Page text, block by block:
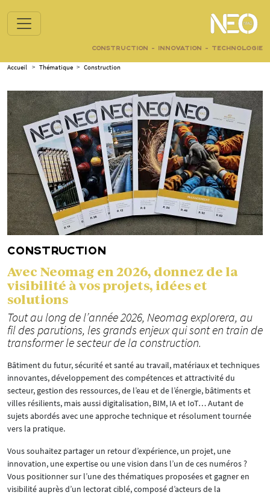
CONSTRUCTION - INNOVATION - TECHNOLOGIE
Accueil > Thématique > Construction
CONSTRUCTION
Avec Neomag en 2026, donnez de la
visibilité à vos projets, idées et
solutions
Tout au long de l’année 2026, Neomag explorera, au
fil des parutions, les grands enjeux qui sont en train de
transformer le secteur de la construction.
Bâtiment du futur, sécurité et santé au travail, matériaux et techniques
innovantes, développement des compétences et attractivité du
secteur, gestion des ressources, de l’eau et de l’énergie, bâtiments et
villes résilients, mais aussi digitalisation, BIM, IA et IoT… Autant de
sujets abordés avec une approche technique et résolument tournée
vers la pratique.
Vous souhaitez partager un retour d’expérience, un projet, une
innovation, une expertise ou une vision dans l’un de ces numéros ?
Vous positionner sur l’une des thématiques proposées et gagner en
visibilité auprès d’un lectorat ciblé, composé d’acteurs de la